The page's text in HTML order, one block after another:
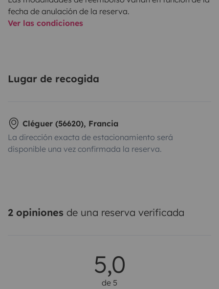
fecha de anulación de la reserva.
Ver las condiciones
Lugar de recogida
Cléguer (56620), Francia
La dirección exacta de estacionamiento será
disponible una vez confirmada la reserva.
2 opiniones de una reserva verificada
5,0
de 5